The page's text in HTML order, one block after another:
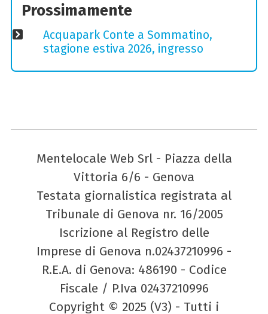
Prossimamente
Acquapark Conte a Sommatino,
stagione estiva 2026, ingresso
Mentelocale Web Srl - Piazza della
Vittoria 6/6 - Genova
Testata giornalistica registrata al
Tribunale di Genova nr. 16/2005
Iscrizione al Registro delle
Imprese di Genova n.02437210996 -
R.E.A. di Genova: 486190 - Codice
Fiscale / P.Iva 02437210996
Copyright © 2025 (V3) - Tutti i